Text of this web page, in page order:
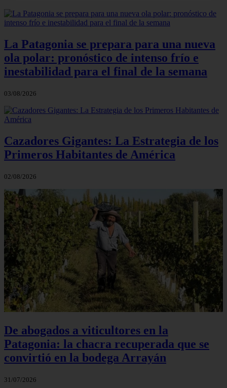
La Patagonia se prepara para una nueva
ola polar: pronóstico de intenso frío e
inestabilidad para el final de la semana
03/08/2026
Cazadores Gigantes: La Estrategia de los
Primeros Habitantes de América
02/08/2026
De abogados a viticultores en la
Patagonia: la chacra recuperada que se
convirtió en la bodega Arrayán
31/07/2026